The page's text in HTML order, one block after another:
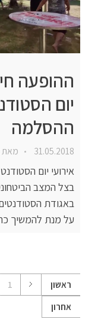
ההופעה
יום
ההסלמה
31.05.2018 מאת
אירועי יום
בצל המצב
באגודת
על מנת להמשיך
ראשון 1
אחרון